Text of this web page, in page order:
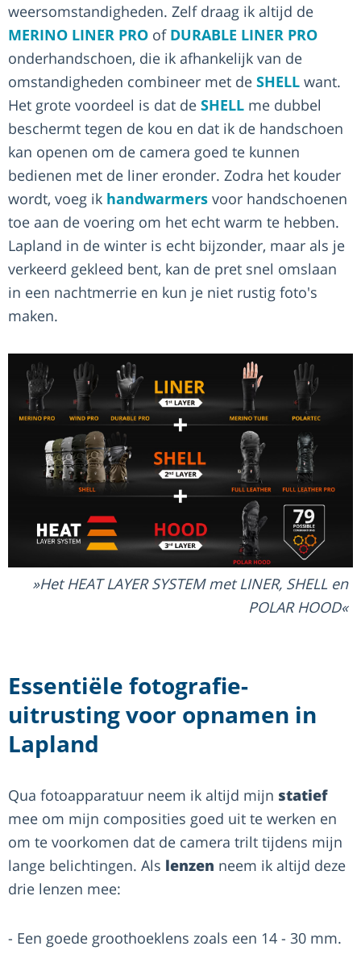
weersomstandigheden. Zelf draag ik altijd de
MERINO LINER PRO of DURABLE LINER PRO
onderhandschoen, die ik afhankelijk van de
omstandigheden combineer met de SHELL want.
Het grote voordeel is dat de SHELL me dubbel
beschermt tegen de kou en dat ik de handschoen
kan openen om de camera goed te kunnen
bedienen met de liner eronder. Zodra het kouder
wordt, voeg ik handwarmers voor handschoenen
toe aan de voering om het echt warm te hebben.
Lapland in de winter is echt bijzonder, maar als je
verkeerd gekleed bent, kan de pret snel omslaan
in een nachtmerrie en kun je niet rustig foto's
maken.
Het HEAT LAYER SYSTEM met LINER, SHELL en
POLAR HOOD
Essentiële fotografie-
uitrusting voor opnamen in
Lapland
Qua fotoapparatuur neem ik altijd mijn statief
mee om mijn composities goed uit te werken en
om te voorkomen dat de camera trilt tijdens mijn
lange belichtingen. Als lenzen neem ik altijd deze
drie lenzen mee:
- Een goede groothoeklens zoals een 14 - 30 mm.